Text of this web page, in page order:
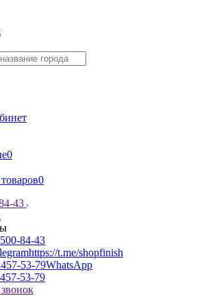
0
0
43
84-43
https://t.me/shopfinish
53-79WhatsApp
53-79
звонок